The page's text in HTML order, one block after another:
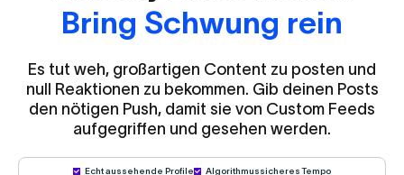
Bring Schwung rein
Es tut weh, großartigen Content zu posten und
null Reaktionen zu bekommen. Gib deinen Posts
den nötigen Push, damit sie von Custom Feeds
aufgegriffen und gesehen werden.
Echt aussehende Profile
Algorithmussicheres Tempo